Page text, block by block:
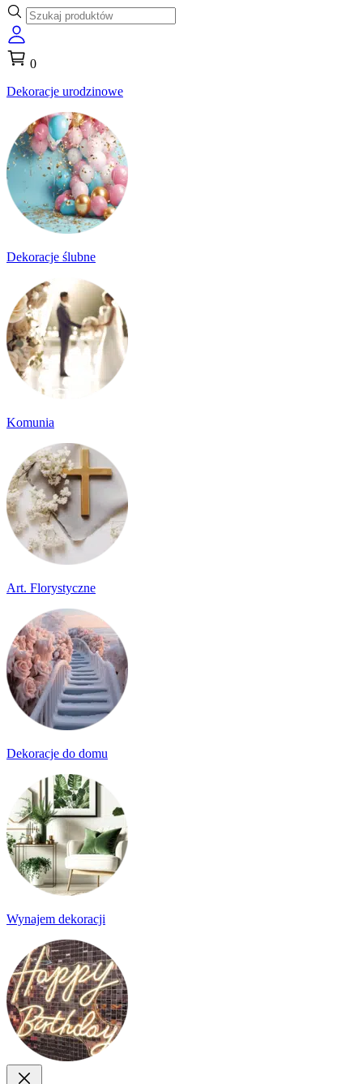
0
Dekoracje urodzinowe
Dekoracje ślubne
Komunia
Art. Florystyczne
Dekoracje do domu
Wynajem dekoracji